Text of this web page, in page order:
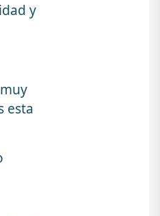
y
esta